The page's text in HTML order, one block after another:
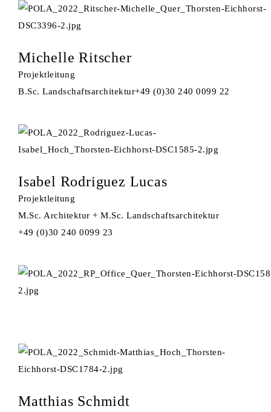
Michelle Ritscher
Projektleitung
B.Sc. Landschaftsarchitektur+49 (0)30 240 0099 22
Isabel Rodriguez Lucas
Projektleitung
M.Sc. Architektur + M.Sc. Landschaftsarchitektur
+49 (0)30 240 0099 23
Matthias Schmidt